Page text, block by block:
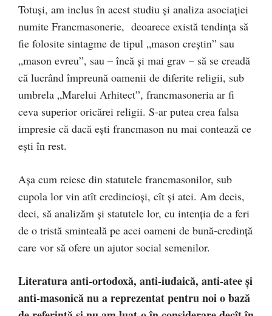
Totuşi, am inclus în acest studiu şi analiza asociaţiei
numite Francmasonerie, deoarece există tendinţa să
fie folosite sintagme de tipul „mason creştin” sau
„mason evreu”, sau – încă şi mai grav – să se creadă
că lucrând împreună oamenii de diferite religii, sub
umbrela „Marelui Arhitect”, francmasoneria ar fi
ceva superior oricărei religii. S-ar putea crea falsa
impresie că dacă eşti francmason nu mai contează ce
eşti în rest.
Aşa cum reiese din statutele francmasonilor, sub
cupola lor vin atît credincioşi, cît şi atei. Am decis,
deci, să analizăm şi statutele lor, cu intenţia de a feri
de o tristă sminteală pe acei oameni de bună-credinţă
care vor să ofere un ajutor social semenilor.
Literatura anti-ortodoxă, anti-iudaică, anti-atee şi
anti-masonicănu a reprezentat pentru noi o bază